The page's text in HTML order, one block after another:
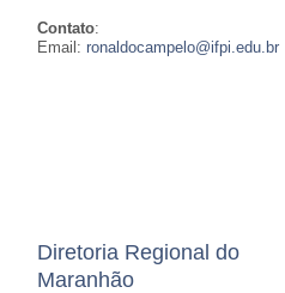
Contato:
Email:ronaldocampelo@ifpi.edu.br
Diretoria Regional do
Maranhão